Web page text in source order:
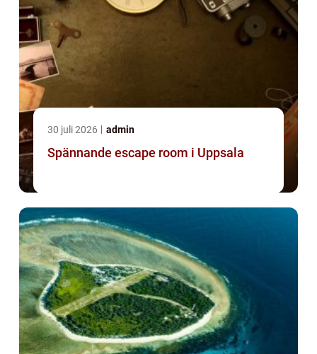
30 juli 2026 admin
Spännande escape room i Uppsala